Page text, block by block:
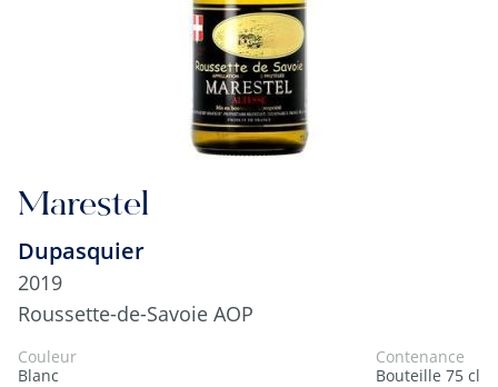
Marestel
Dupasquier
2019
Roussette-de-Savoie AOP
Couleur
Blanc
Contenance
Bouteille 75 cl